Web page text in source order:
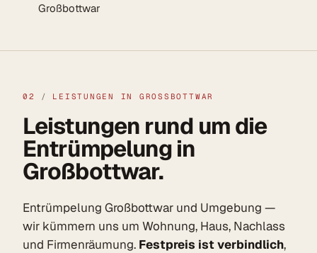
Großbottwar
02 / LEISTUNGEN IN GROSSBOTTWAR
Leistungen rund um die
Entrümpelung in
Großbottwar.
Entrümpelung Großbottwar und Umgebung —
wir kümmern uns um Wohnung, Haus, Nachlass
und Firmenräumung. Festpreis ist verbindlich,